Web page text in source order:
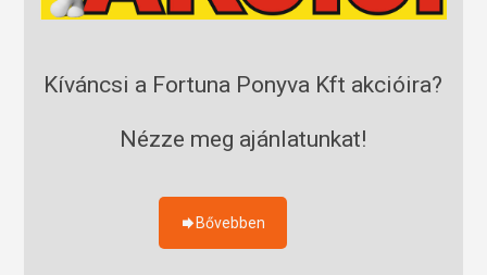
Kíváncsi a Fortuna Ponyva Kft akcióira?
Nézze meg ajánlatunkat!
Bővebben